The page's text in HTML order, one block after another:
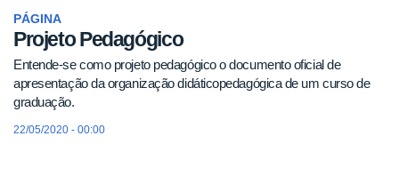
PÁGINA
Projeto Pedagógico
Entende-se como projeto pedagógico o documento oficial de
apresentação da organização didáticopedagógica de um curso de
graduação.
22/05/2020 - 00:00